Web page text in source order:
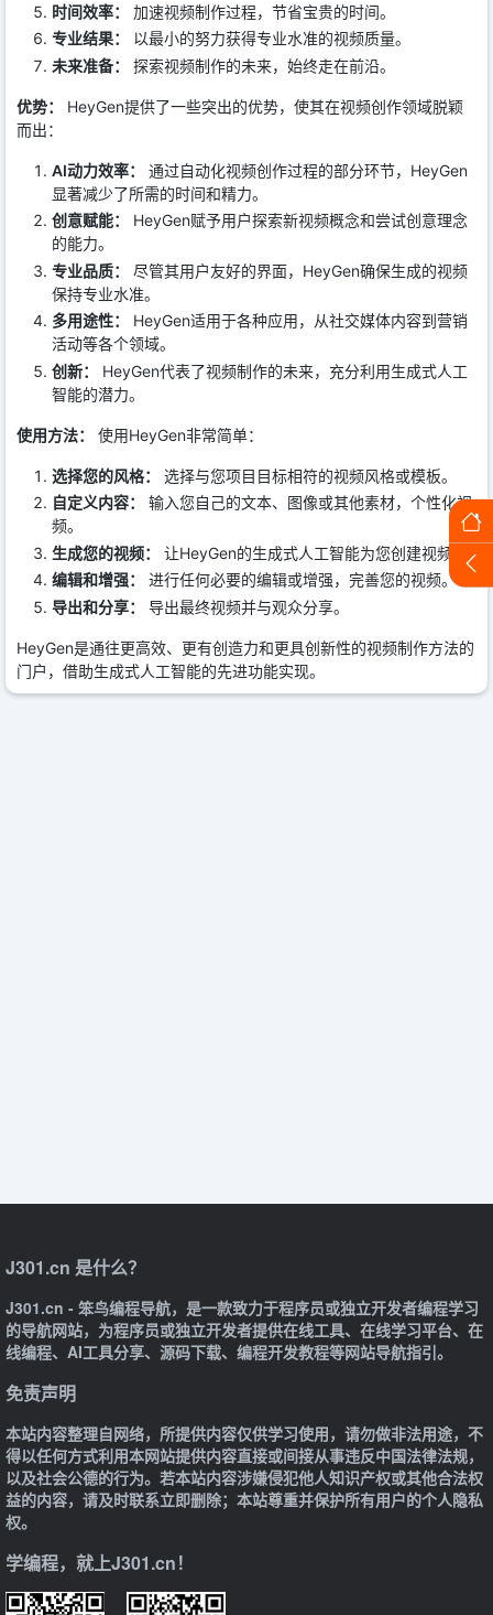
时间效率：
加速视频制作过程，节省宝贵的时间。
专业结果：
以最小的努力获得专业水准的视频质量。
未来准备：
探索视频制作的未来，始终走在前沿。
优势：
HeyGen提供了一些突出的优势，使其在视频创作领域脱颖
而出：
AI动力效率：
通过自动化视频创作过程的部分环节，HeyGen
显著减少了所需的时间和精力。
创意赋能：
HeyGen赋予用户探索新视频概念和尝试创意理念
的能力。
专业品质：
尽管其用户友好的界面，HeyGen确保生成的视频
保持专业水准。
多用途性：
HeyGen适用于各种应用，从社交媒体内容到营销
活动等各个领域。
创新：
HeyGen代表了视频制作的未来，充分利用生成式人工
智能的潜力。
使用方法： 使用HeyGen非常简单：
选择您的风格：
选择与您项目目标相符的视频风格或模板。
自定义内容：
输入您自己的文本、图像或其他素材，个性化视
频。
生成您的视频：
让HeyGen的生成式人工智能为您创建视频。
编辑和增强：
进行任何必要的编辑或增强，完善您的视频。
导出和分享：
导出最终视频并与观众分享。
HeyGen是通往更高效、更有创造力和更具创新性的视频制作方法的
门户，借助生成式人工智能的先进功能实现。
J301.cn 是什么？
J301.cn - 笨鸟编程导航，是一款致力于程序员或独立开发者编程学习
的导航网站，为程序员或独立开发者提供在线工具、在线学习平台、在
线编程、AI工具分享、源码下载、编程开发教程等网站导航指引。
免责声明
本站内容整理自网络，所提供内容仅供学习使用，请勿做非法用途，不
得以任何方式利用本网站提供内容直接或间接从事违反中国法律法规，
以及社会公德的行为。若本站内容涉嫌侵犯他人知识产权或其他合法权
益的内容，请及时联系立即删除；本站尊重并保护所有用户的个人隐私
权。
学编程，就上J301.cn！